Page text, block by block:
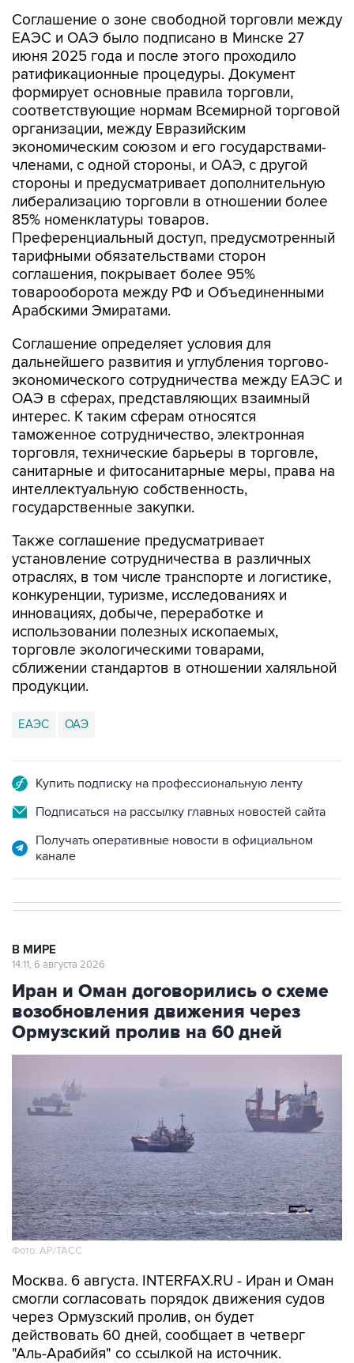
Соглашение о зоне свободной торговли между
ЕАЭС и ОАЭ было подписано в Минске 27
июня 2025 года и после этого проходило
ратификационные процедуры. Документ
формирует основные правила торговли,
соответствующие нормам Всемирной торговой
организации, между Евразийским
экономическим союзом и его государствами-
членами, с одной стороны, и ОАЭ, с другой
стороны и предусматривает дополнительную
либерализацию торговли в отношении более
85% номенклатуры товаров.
Преференциальный доступ, предусмотренный
тарифными обязательствами сторон
соглашения, покрывает более 95%
товарооборота между РФ и Объединенными
Арабскими Эмиратами.
Соглашение определяет условия для
дальнейшего развития и углубления торгово-
экономического сотрудничества между ЕАЭС и
ОАЭ в сферах, представляющих взаимный
интерес. К таким сферам относятся
таможенное сотрудничество, электронная
торговля, технические барьеры в торговле,
санитарные и фитосанитарные меры, права на
интеллектуальную собственность,
государственные закупки.
Также соглашение предусматривает
установление сотрудничества в различных
отраслях, в том числе транспорте и логистике,
конкуренции, туризме, исследованиях и
инновациях, добыче, переработке и
использовании полезных ископаемых,
торговле экологическими товарами,
сближении стандартов в отношении халяльной
продукции.
ЕАЭС ОАЭ
Купить подписку на профессиональную ленту
Подписаться на рассылку главных новостей сайта
Получать оперативные новости в официальном
канале
В МИРЕ
14:11, 6 августа 2026
Иран и Оман договорились о схеме
возобновления движения через
Ормузский пролив на 60 дней
Фото: AP/ТАСС
Москва. 6 августа. INTERFAX.RU - Иран и Оман
смогли согласовать порядок движения судов
через Ормузский пролив, он будет
действовать 60 дней, сообщает в четверг
"Аль-Арабийя" со ссылкой на источник.